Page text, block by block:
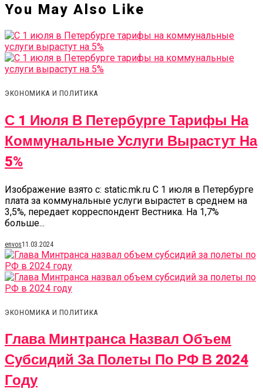
You May Also Like
ЭКОНОМИКА И ПОЛИТИКА
С 1 Июля В Петербурге Тарифы На
Коммунальные Услуги Вырастут На
5%
Изображение взято с: static.mk.ru С 1 июля в Петербурге
плата за коммунальные услуги вырастет в среднем на
3,5%, передает корреспондент Вестника. На 1,7%
больше...
envos11.03.2024
ЭКОНОМИКА И ПОЛИТИКА
Глава Минтранса Назвал Объем
Субсидий За Полеты По РФ В 2024
Году